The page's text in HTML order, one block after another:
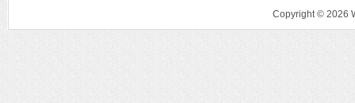
Copyright © 2026